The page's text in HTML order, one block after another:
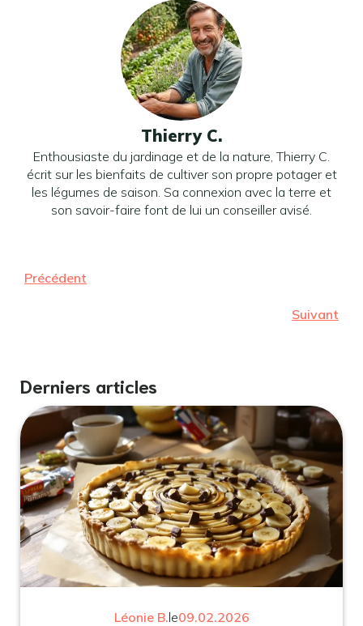
Thierry C.
Enthousiaste du jardinage et de la nature, Thierry C.
écrit sur les bienfaits de cultiver son propre potager et
les légumes de saison. Sa connexion avec la terre et
son savoir-faire font de lui un conseiller avisé.
Précédent
Suivant
Derniers articles
Léonie B.le09.02.2026